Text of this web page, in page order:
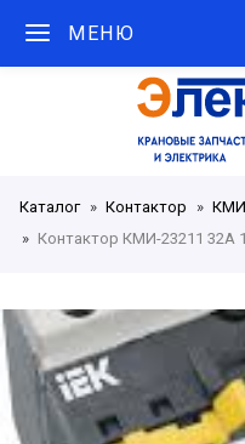
МЕНЮ
Каталог Контактор
КМИ
Контактор КМИ-23211 32А